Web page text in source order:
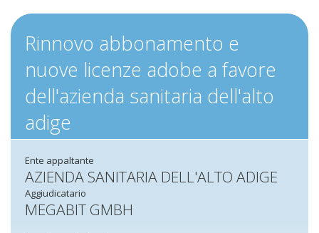
Rinnovo abbonamento e
nuove licenze adobe a favore
dell'azienda sanitaria dell'alto
adige
Ente appaltante
AZIENDA SANITARIA DELL'ALTO ADIGE
Aggiudicatario
MEGABIT GMBH